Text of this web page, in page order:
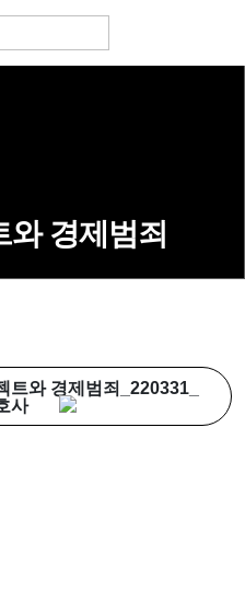
와 경제범죄
와 경제범죄_220331_
사